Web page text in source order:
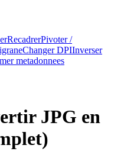
RecadrerPivoter /
Changer DPIInverser
metadonnees
JPG en